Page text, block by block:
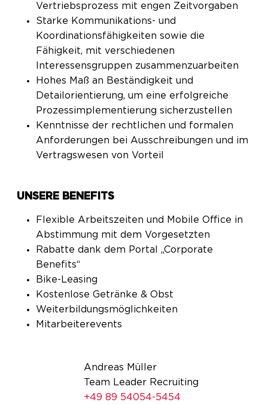
Vertriebsprozess mit engen Zeitvorgaben
Starke Kommunikations- und
Koordinationsfähigkeiten sowie die
Fähigkeit, mit verschiedenen
Interessensgruppen zusammenzuarbeiten
Hohes Maß an Beständigkeit und
Detailorientierung, um eine erfolgreiche
Prozessimplementierung sicherzustellen
Kenntnisse der rechtlichen und formalen
Anforderungen bei Ausschreibungen und im
Vertragswesen von Vorteil
UNSERE BENEFITS
Flexible Arbeitszeiten und Mobile Office in
Abstimmung mit dem Vorgesetzten
Rabatte dank dem Portal „Corporate
Benefits“
Bike-Leasing
Kostenlose Getränke & Obst
Weiterbildungsmöglichkeiten
Mitarbeiterevents
Andreas Müller
Team Leader Recruiting
+49 89 54054-5454